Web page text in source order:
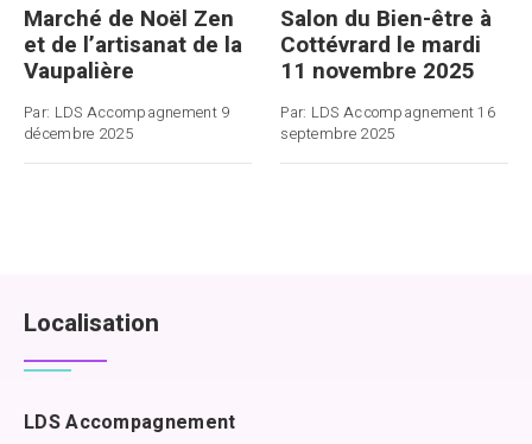
Marché de Noël Zen
et de l’artisanat de la
Vaupalière
Par: LDS Accompagnement 9
décembre 2025
Salon du Bien-être à
Cottévrard le mardi
11 novembre 2025
Par: LDS Accompagnement16
septembre 2025
Localisation
LDS Accompagnement